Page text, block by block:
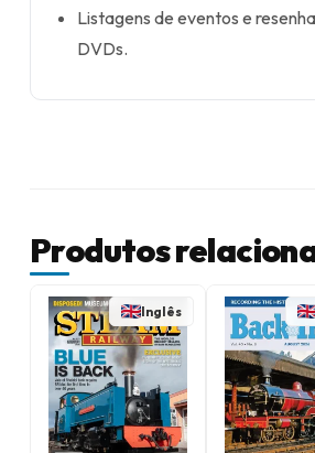
Listagens de eventos e
DVDs.
Produtos
Inglês